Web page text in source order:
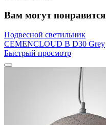
Вам могут понравится
Подвесной светильник
CEMENCLOUD B D30 Grey
Быстрый просмотр